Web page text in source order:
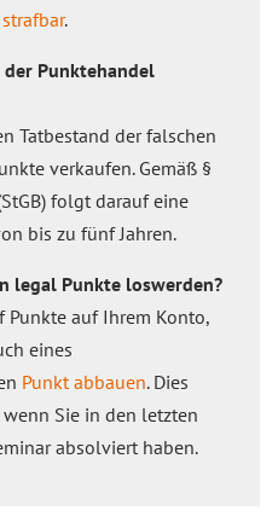
strafbar.
Punktehandel
Tatbestand der falschen
verkaufen. Gemäß §
folgt darauf eine
bis zu fünf Jahren.
legal Punkte loswerden?
auf Ihrem Konto,
eines
Punkt abbauen. Dies
Sie in den letzten
absolviert haben.